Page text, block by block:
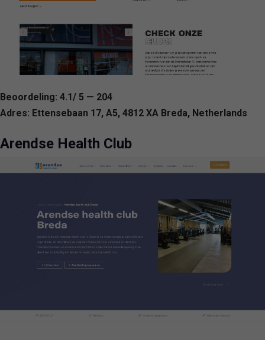
Beoordeling: 4.1/ 5 — 204
Adres: Ettensebaan 17, A5, 4812 XA Breda, Netherlands
Arendse Health Club